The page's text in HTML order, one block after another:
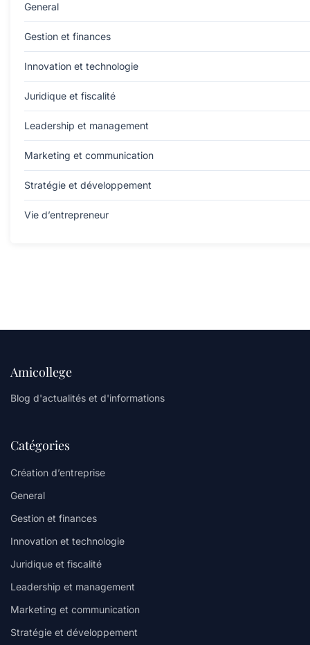
General
Gestion et finances
Innovation et technologie
Juridique et fiscalité
Leadership et management
Marketing et communication
Stratégie et développement
Vie d’entrepreneur
Amicollege
Blog d'actualités et d'informations
Catégories
Création d’entreprise
General
Gestion et finances
Innovation et technologie
Juridique et fiscalité
Leadership et management
Marketing et communication
Stratégie et développement